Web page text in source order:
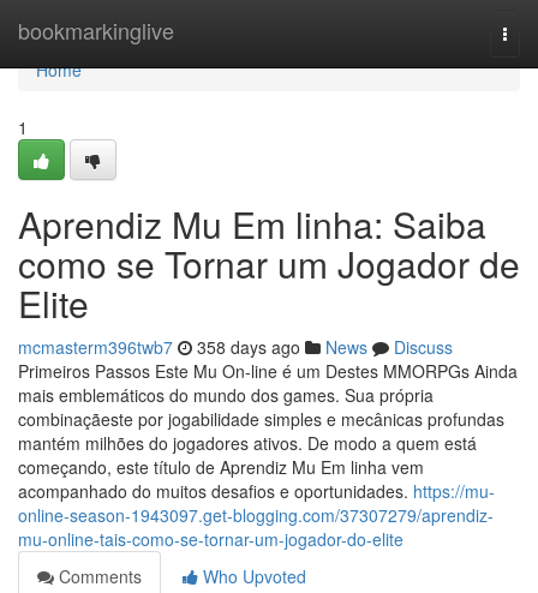
bookmarkinglive
Home
Home
1
Aprendiz Mu Em linha: Saiba
como se Tornar um Jogador de
Elite
mcmasterm396twb7 358 days ago News
Discuss
Primeiros Passos Este Mu On-line é um Destes MMORPGs Ainda
mais emblemáticos do mundo dos games. Sua própria
combinaçãeste por jogabilidade simples e mecânicas profundas
mantém milhões do jogadores ativos. De modo a quem está
começando, este título de Aprendiz Mu Em linha vem
acompanhado do muitos desafios e oportunidades. https://mu-
online-season-1943097.get-blogging.com/37307279/aprendiz-
mu-online-tais-como-se-tornar-um-jogador-do-elite
Comments
Who Upvoted